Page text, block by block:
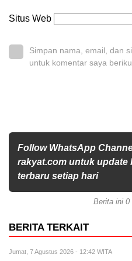
Situs Web
Simpan nama, email, dan
untuk komentar saya
Follow WhatsApp
rakyat.com untuk update
terbaru setiap hari
Berita ini 0
BERITA TERKAIT
Jumat, 7 Agustus 2026 - 12:42 WITA